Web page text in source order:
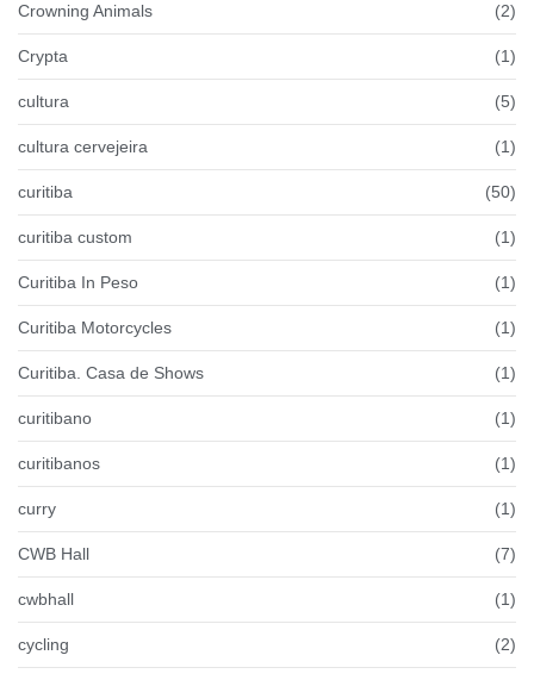
Crowning Animals (2)
Crypta (1)
cultura (5)
cultura cervejeira (1)
curitiba (50)
curitiba custom (1)
Curitiba In Peso (1)
Curitiba Motorcycles (1)
Curitiba. Casa de Shows (1)
curitibano (1)
curitibanos (1)
curry (1)
CWB Hall (7)
cwbhall (1)
cycling (2)